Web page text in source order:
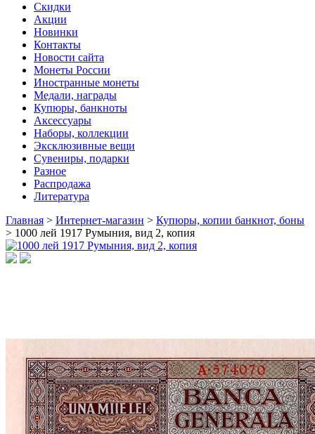
Скидки
Акции
Новинки
Контакты
Новости сайта
Монеты России
Иностранные монеты
Медали, награды
Купюры, банкноты
Аксессуары
Наборы, коллекции
Эксклюзивные вещи
Сувениры, подарки
Разное
Распродажа
Литература
Главная > Интернет-магазин > Купюры, копии банкнот, боны
> 1000 лей 1917 Румыния, вид 2, копия